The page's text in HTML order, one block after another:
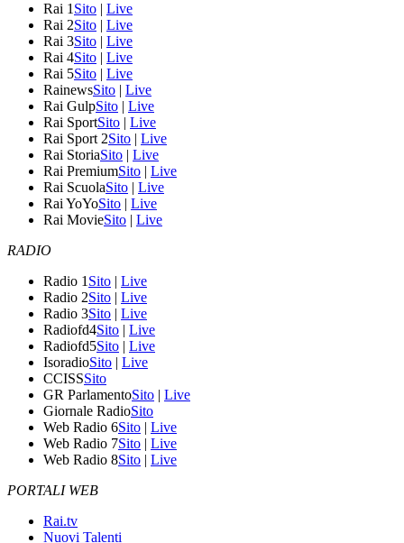
Rai 1 Sito | Live
Rai 2Sito | Live
Rai 3Sito | Live
Rai 4Sito | Live
Rai 5Sito | Live
RainewsSito | Live
Rai GulpSito | Live
Rai SportSito | Live
Rai Sport 2Sito | Live
Rai StoriaSito | Live
Rai PremiumSito | Live
Rai ScuolaSito | Live
Rai YoYoSito | Live
Rai MovieSito | Live
RADIO
Radio 1 Sito | Live
Radio 2Sito | Live
Radio 3Sito | Live
Radiofd4Sito | Live
Radiofd5Sito | Live
IsoradioSito | Live
CCISSSito
GR ParlamentoSito | Live
Giornale RadioSito
Web Radio 6Sito | Live
Web Radio 7Sito | Live
Web Radio 8Sito | Live
PORTALI WEB
Rai.tv
Nuovi Talenti